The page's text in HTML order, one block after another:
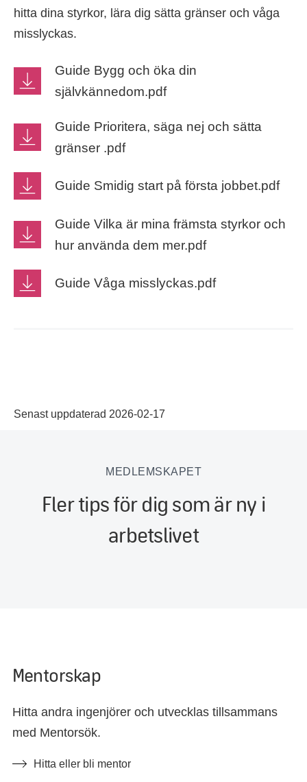
hitta dina styrkor, lära dig sätta gränser och våga
misslyckas.
Guide Bygg och öka din
självkännedom.pdf
Guide Prioritera, säga nej och sätta
gränser .pdf
Guide Smidig start på första jobbet.pdf
Guide Vilka är mina främsta styrkor och
hur använda dem mer.pdf
Guide Våga misslyckas.pdf
Senast uppdaterad 2026-02-17
MEDLEMSKAPET
Fler tips för dig som är ny i
arbetslivet
Mentorskap
Hitta andra ingenjörer och utvecklas tillsammans
med Mentorsök.
Hitta eller bli mentor